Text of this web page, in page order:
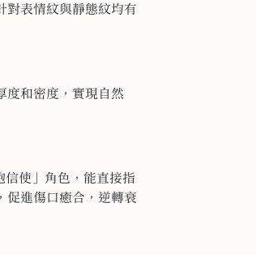
對表情紋與靜態紋均有
度和密度，實現自然
使」角色，能直接指
促進傷口癒合，逆轉衰